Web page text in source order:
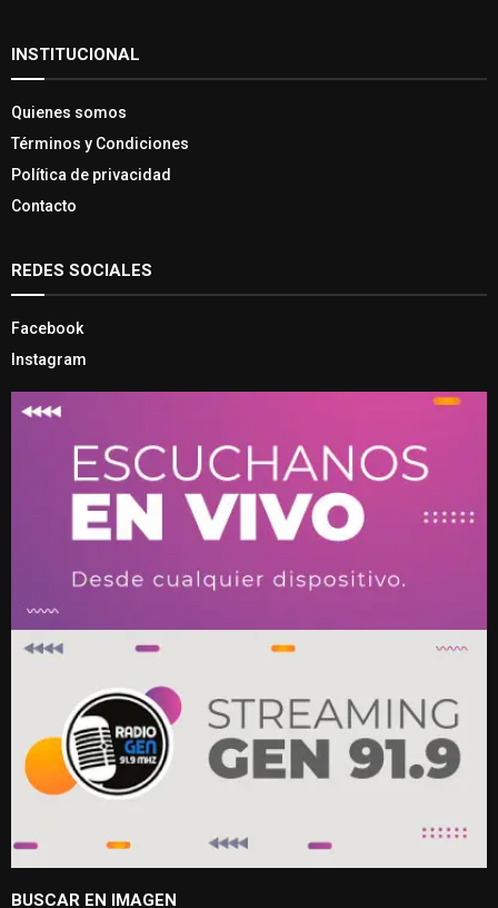
INSTITUCIONAL
Quienes somos
Términos y Condiciones
Política de privacidad
Contacto
REDES SOCIALES
Facebook
Instagram
BUSCAR EN IMAGEN